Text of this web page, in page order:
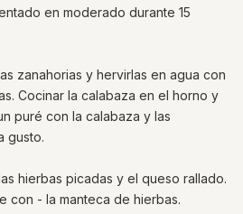
en moderado durante 15
zanahorias y hervirlas en agua con
Cocinar la calabaza en el horno y
puré con la calabaza y las
gusto.
hierbas picadas y el queso rallado.
con - la manteca de hierbas.